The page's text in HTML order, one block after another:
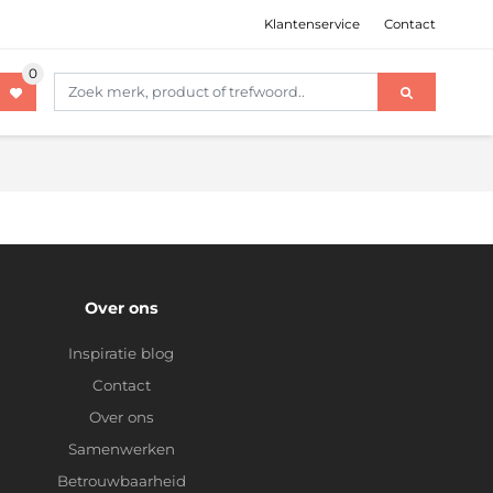
Klantenservice Contact
Over ons
Inspiratie blog
Contact
Over ons
Samenwerken
Betrouwbaarheid